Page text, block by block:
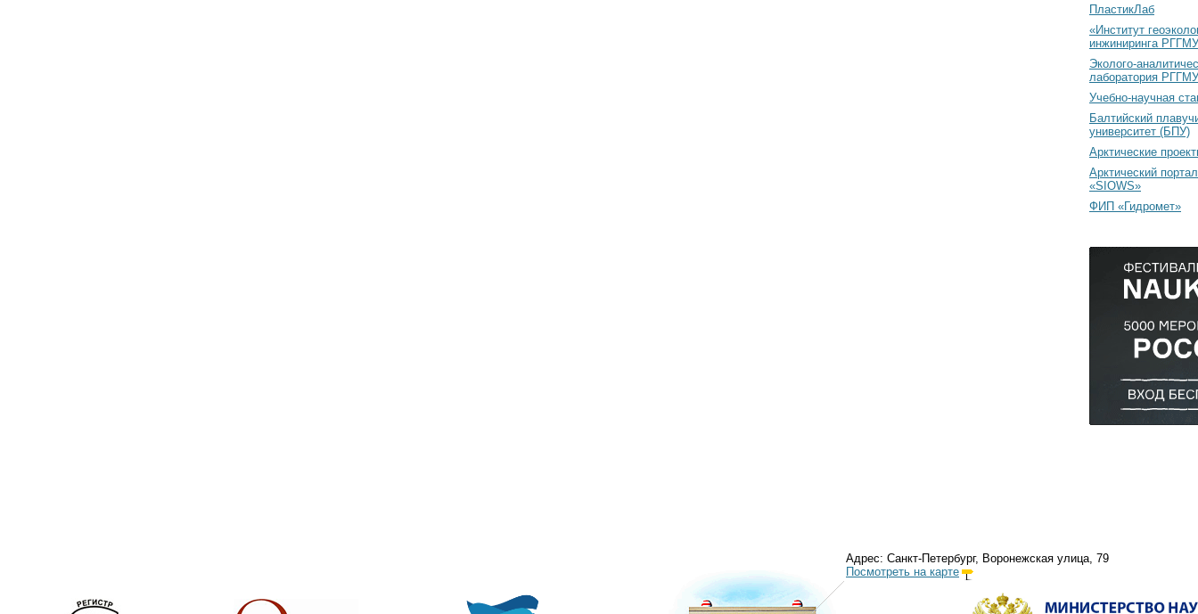
ПластикЛаб
«Институт
инжиниринга
Эколого-
лаборатория РГГМУ
Учебно-научная
Балтийский
университет (БПУ)
Арктические
Арктический портал
«SIOWS»
ФИП «Гидромет»
Адрес: Санкт-Петербург, Воронежская улица, 79
Посмотреть на карте